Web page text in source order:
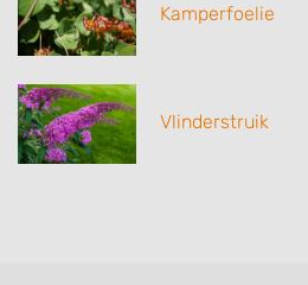
Kamperfoelie
Vlinderstruik